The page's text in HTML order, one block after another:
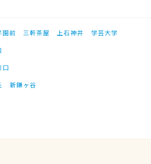
園前 三軒茶屋 上石神井
学芸大学
口
新鎌ヶ谷